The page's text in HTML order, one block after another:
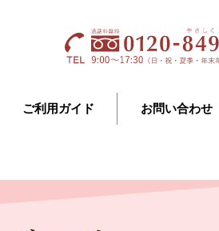
ご利用ガイド お問い合わせ